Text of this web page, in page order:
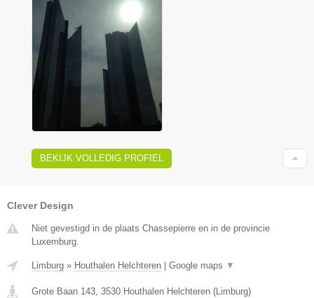
BEKIJK VOLLEDIG PROFIEL
Clever Design
Niet gevestigd in de plaats Chassepierre en in de provincie
Luxemburg.
Limburg » Houthalen Helchteren Google maps ▼
Grote Baan 143, 3530 Houthalen Helchteren (Limburg)